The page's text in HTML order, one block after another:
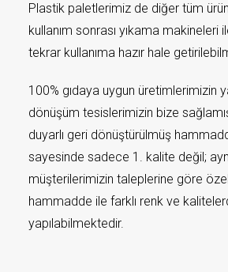
Plastik paletlerimiz de diğer tüm
kullanım sonrası yıkama makineleri
tekrar kullanıma hazır hale
100% gıdaya uygun üretimlerimizin
dönüşüm tesislerimizin bize
duyarlı geri dönüştürülmüş
sayesinde sadece 1. kalite değil;
müşterilerimizin taleplerine göre özel
hammadde ile farklı renk ve
yapılabilmektedir.